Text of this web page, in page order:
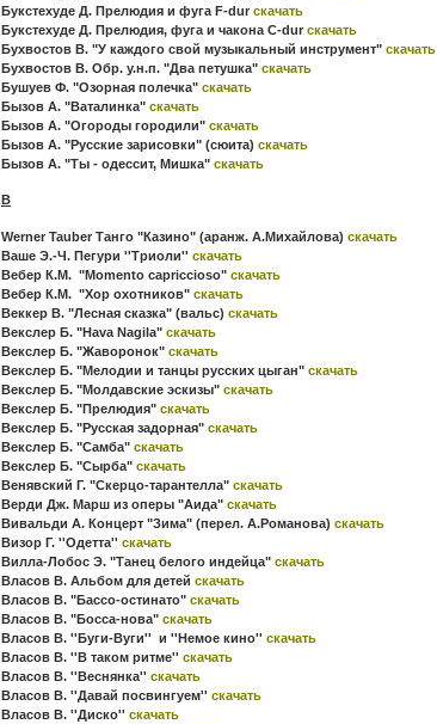
Букстехуде Д. Прелюдия и фуга F-dur скачать
Букстехуде Д. Прелюдия, фуга и чакона C-dur скачать
Бухвостов В. "У каждого свой музыкальный инструмент" скачать
Бухвостов В. Обр. у.н.п. "Два петушка" скачать
Бушуев Ф. "Озорная полечка" скачать
Бызов А. "Ваталинка" скачать
Бызов А. "Огороды городили" скачать
Бызов А. "Русские зарисовки" (сюита) скачать
Бызов А. "Ты - одессит, Мишка" скачать
В
Werner Tauber Танго "Казино" (аранж. А.Михайлова) скачать
Ваше Э.-Ч. Пегури ''Триоли'' скачать
Вебер К.М. "Momento capriccioso" скачать
Вебер К.М. "Хор охотников" скачать
Веккер В. "Лесная сказка" (вальс) скачать
Векслер Б. "Hava Nagila" скачать
Векслер Б. "Жаворонок" скачать
Векслер Б. "Мелодии и танцы русских цыган" скачать
Векслер Б. "Молдавские эскизы" скачать
Векслер Б. "Прелюдия" скачать
Векслер Б. "Русская задорная" скачать
Векслер Б. "Самба" скачать
Векслер Б. "Сырба" скачать
Венявский Г. "Скерцо-тарантелла" скачать
Верди Дж. Марш из оперы "Аида" скачать
Вивальди А. Концерт "Зима" (перел. А.Романова) скачать
Визор Г. ''Одетта'' скачать
Вилла-Лобос Э. "Танец белого индейца" скачать
Власов В. Альбом для детей скачать
Власов В. "Бассо-остинато" скачать
Власов В. "Босса-нова" скачать
Власов В. ''Буги-Вуги'' и ''Немое кино'' скачать
Власов В. ''В таком ритме'' скачать
Власов В. ''Веснянка'' скачать
Власов В. ''Давай посвингуем'' скачать
Власов В. ''Диско'' скачать